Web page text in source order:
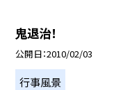
鬼退治！
公開日 2010/02/03
行事風景